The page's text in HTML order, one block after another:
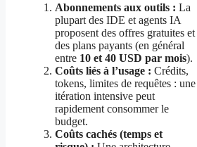
Abonnements aux outils : La
plupart des IDE et agents IA
proposent des offres gratuites et
des plans payants (en général
entre 10 et 40 USD par mois).
Coûts liés à l’usage : Crédits,
tokens, limites de requêtes : une
itération intensive peut
rapidement consommer le
budget.
Coûts cachés (temps et